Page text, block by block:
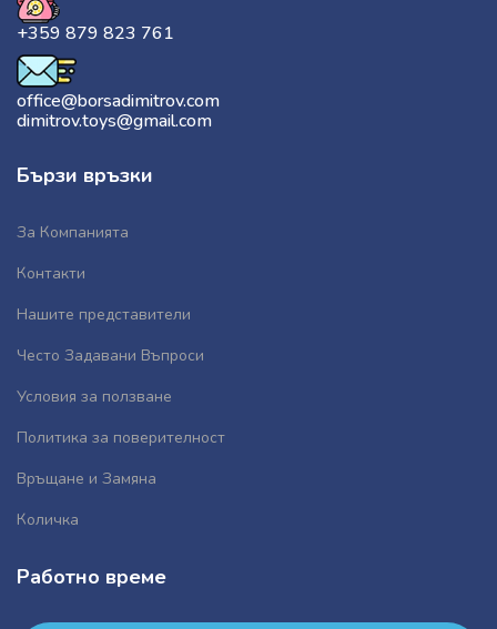
+359 879 823 761
office@borsadimitrov.com
dimitrov.toys@gmail.com
Бързи връзки
За Компанията
Контакти
Нашите представители
Често Задавани Въпроси
Условия за ползване
Политика за поверителност
Връщане и Замяна
Количка
Работно време